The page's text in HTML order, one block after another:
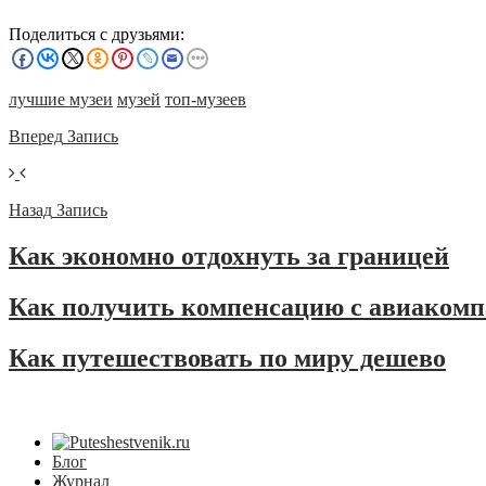
Поделиться с друзьями:
лучшие музеи музей топ-музеев
Вперед Запись
Назад Запись
Как экономно отдохнуть за границей
Как получить компенсацию с
Как путешествовать по миру дешево
Блог
Журнал